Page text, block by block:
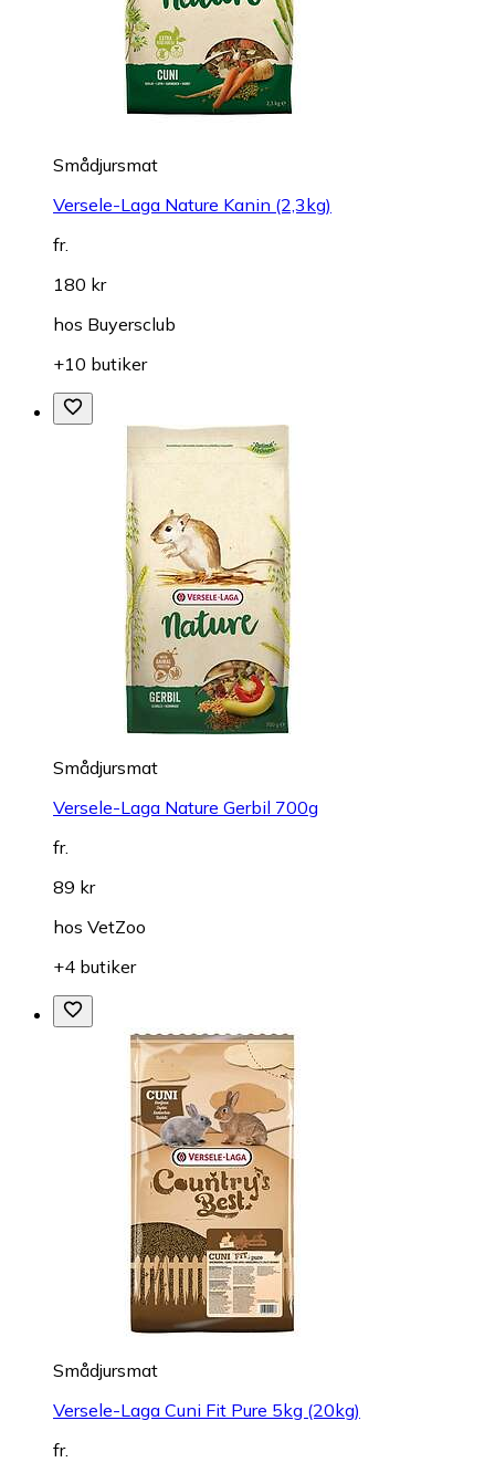
Smådjursmat
Versele-Laga Nature Kanin (2,3kg)
fr.
180 kr
hos Buyersclub
+10 butiker
Smådjursmat
Versele-Laga Nature Gerbil 700g
fr.
89 kr
hos VetZoo
+4 butiker
Smådjursmat
Versele-Laga Cuni Fit Pure 5kg (20kg)
fr.